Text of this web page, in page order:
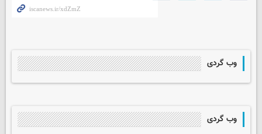
وب گردی
وب گردی